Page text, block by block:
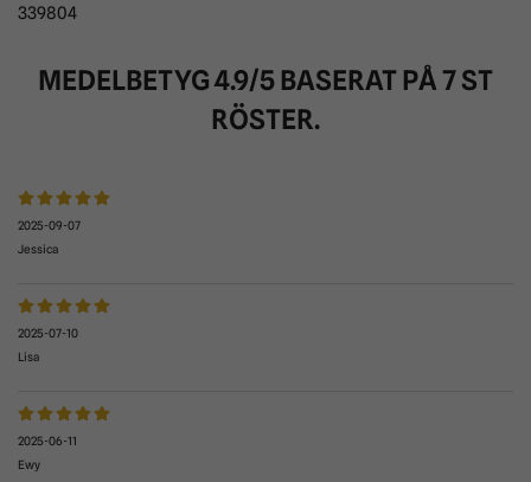
339804
MEDELBETYG4.9/5 BASERAT PÅ7ST
RÖSTER.
2025-09-07
Jessica
2025-07-10
Lisa
2025-06-11
Ewy